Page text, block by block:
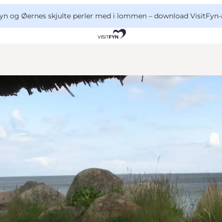
og Øernes skjulte perler med i lommen – download